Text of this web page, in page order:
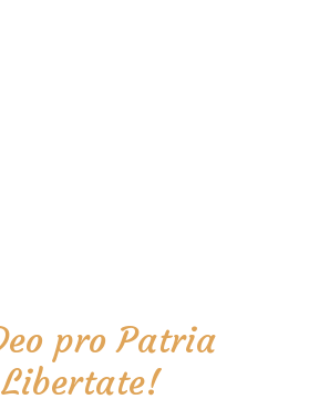
pro Patria